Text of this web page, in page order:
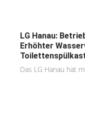
LG Hanau:
Erhöhter
Das LG Hanau hat